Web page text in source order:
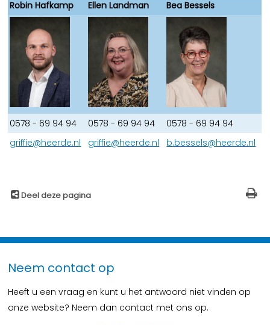
Robin Hafkamp Ellen Landman Bea Bessels
0578 - 69 94 94 0578 - 69 94 94
0578 - 69 94 94
griffie@heerde.nl
griffie@heerde.nl b.bessels@heerde.nl
Deel deze pagina
Neem contact op
Heeft u een vraag en kunt u het antwoord niet vinden op
onze website? Neem dan contact met ons op.